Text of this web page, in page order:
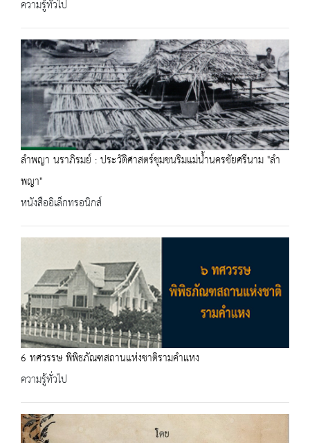
ความรู้ทั่วไป
ลำพญา นราภิรมย์ : ประวัติศาสตร์ชุมชนริมแม่น้ำนครชัยศรีนาม "ลำ
พญา"
หนังสืออิเล็กทรอนิกส์
6 ทศวรรษ พิพิธภัณฑสถานแห่งชาติรามคำแหง
ความรู้ทั่วไป